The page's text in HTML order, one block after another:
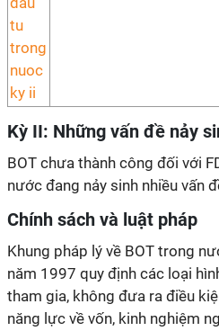
Kỳ II: Những vấn đề nảy
BOT chưa thành công đối với
nước đang nảy sinh nhiều vấn
Chính sách và luật pháp
Khung pháp lý về BOT trong
năm 1997 quy định các loại
tham gia, không đưa ra điều
năng lực về vốn, kinh nghiệm